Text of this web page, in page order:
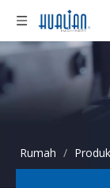
Rumah / Produk